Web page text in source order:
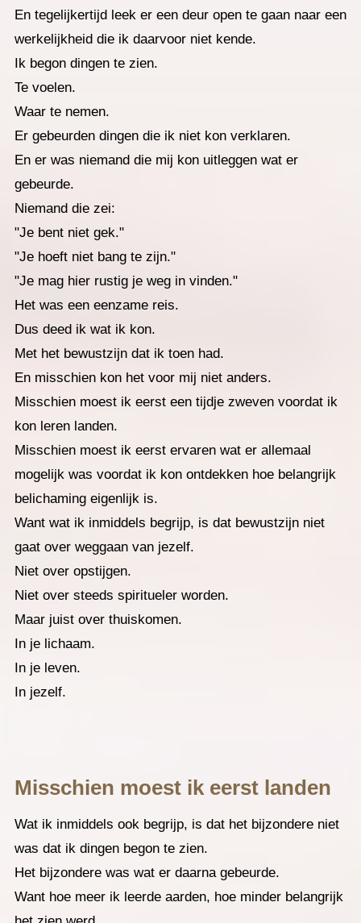
En tegelijkertijd leek er een deur open te gaan naar een
werkelijkheid die ik daarvoor niet kende.
Ik begon dingen te zien.
Te voelen.
Waar te nemen.
Er gebeurden dingen die ik niet kon verklaren.
En er was niemand die mij kon uitleggen wat er
gebeurde.
Niemand die zei:
"Je bent niet gek."
"Je hoeft niet bang te zijn."
"Je mag hier rustig je weg in vinden."
Het was een eenzame reis.
Dus deed ik wat ik kon.
Met het bewustzijn dat ik toen had.
En misschien kon het voor mij niet anders.
Misschien moest ik eerst een tijdje zweven voordat ik
kon leren landen.
Misschien moest ik eerst ervaren wat er allemaal
mogelijk was voordat ik kon ontdekken hoe belangrijk
belichaming eigenlijk is.
Want wat ik inmiddels begrijp, is dat bewustzijn niet
gaat over weggaan van jezelf.
Niet over opstijgen.
Niet over steeds spiritueler worden.
Maar juist over thuiskomen.
In je lichaam.
In je leven.
In jezelf.
Misschien moest ik eerst landen
Wat ik inmiddels ook begrijp, is dat het bijzondere niet
was dat ik dingen begon te zien.
Het bijzondere was wat er daarna gebeurde.
Want hoe meer ik leerde aarden, hoe minder belangrijk